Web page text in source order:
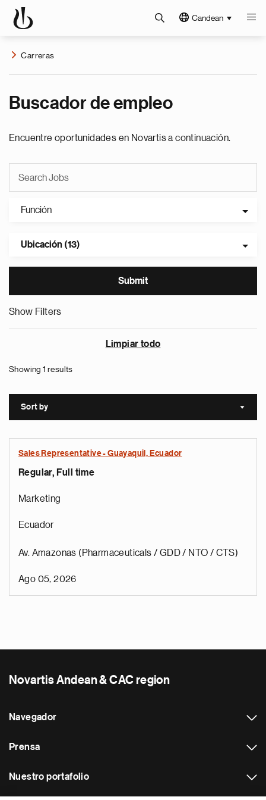
Candean
Carreras
Buscador de empleo
Encuentre oportunidades en Novartis a continuación.
Función
Ubicación (13)
Show Filters
Limpiar todo
Showing 1 results
Sort by Sort
Sales Representative - Guayaquil, Ecuador
Regular, Full time
Marketing
Ecuador
Av. Amazonas (Pharmaceuticals / GDD / NTO / CTS)
Ago 05, 2026
Novartis Andean & CAC region
Navegador
Prensa
Nuestro portafolio